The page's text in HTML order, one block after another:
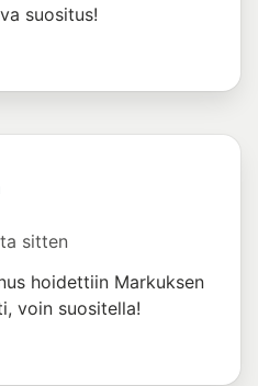
suositus!
sitten
hoidettiin Markuksen
voin suositella!